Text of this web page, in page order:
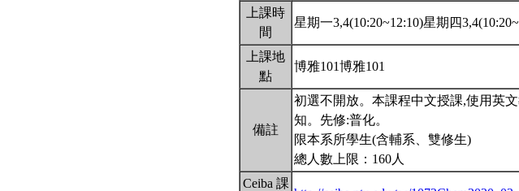
上課時
間
星期一3,4(10:20~12:10)星期四
上課地
點
博雅101博雅101
備註
初選不開放。本課程中文授課,使用英
知。先修:普化。
限本系所學生(含輔系、雙修生)
總人數上限：160人
Ceiba 課